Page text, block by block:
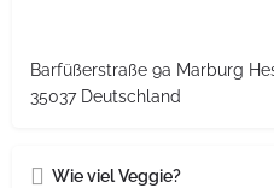
Barfüßerstraße 9a Marburg
35037 Deutschland
Wie viel Veggie?